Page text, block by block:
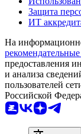
Защита
ИТ
На
предоставления
и анализа
пользователей
Российской